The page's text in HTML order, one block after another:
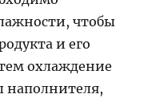
чтобы
и его
охлаждение
наполнителя,